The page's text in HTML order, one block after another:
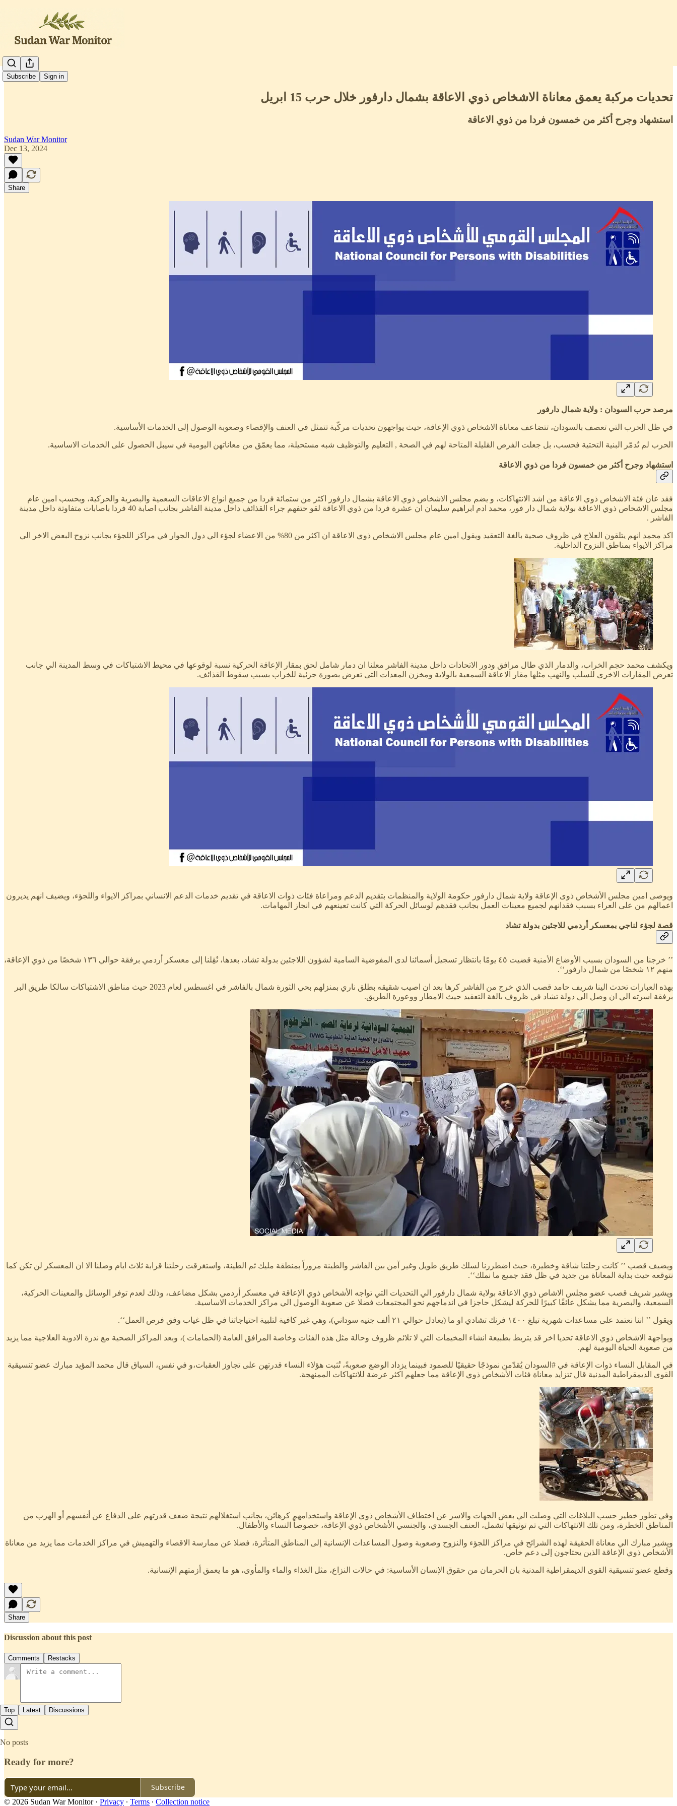
Subscribe Sign in العربية
تحديات مركبة يعمق معاناة الاشخاص ذوي الاعاقة بشمال دارفور خلال حرب 15 ابريل
استشهاد وجرح أكثر من خمسون فردا من ذوي الاعاقة
Sudan War Monitor
Dec 13, 2024
Share
مرصد حرب السودان : ولاية شمال دارفور
في ظل الحرب التي تعصف بالسودان، تتضاعف معاناة الاشخاص ذوي الإعاقة، حيث يواجهون تحديات مركّبة تتمثل في العنف والإقصاء وصعوبة الوصول إلى الخدمات الأساسية.
الحرب لم تُدمّر البنية التحتية فحسب، بل جعلت الفرص القليلة المتاحة لهم في الصحة , التعليم والتوظيف شبه مستحيلة، مما يعمّق من معاناتهن اليومية في سيبل الحصول على الخدمات الاساسية.
استشهاد وجرح أكثر من خمسون فردا من ذوي الاعاقة
فقد عان فئة الاشخاص ذوي الاعاقة من اشد الانتهاكات، و يضم مجلس الاشخاص ذوي الاعاقة بشمال دارفور اكثر من ستمائة فردا من جميع انواع الاعاقات السعمية والبصرية والحركية، وبحسب امين عام
مجلس الاشخاص ذوي الاعاقة بولاية شمال دار فور، محمد ادم ابراهيم سليمان ان عشرة فردا من ذوي الاعاقة لقو حتفهم جراء القذائف داخل مدينة الفاشر بجانب اصابة 40 فردا باصابات متفاوتة داخل مدينة
الفاشر .
اكد محمد انهم يتلقون العلاج في ظروف صحية بالغة التعقيد ويقول امين عام مجلس الاشخاص ذوي الاعاقة ان اكثر من 80% من الاعضاء لجؤء الي دول الجوار في مراكز اللجؤء بجانب نزوح البعض الاخر الي
مراكز الايواء بمناطق النزوح الداخلية.
ويكشف محمد حجم الخراب، والدمار الذي طال مرافق ودور الاتحادات داخل مدينة الفاشر معلنا ان دمار شامل لحق بمقار الإعاقة الحركية نسبة لوقوعها في محيط الاشتباكات في وسط المدينة الي جانب
تعرض المقارات الاخرى للسلب والنهب مثلها مقار الاعاقة السمعية بالولاية ومخزن المعدات التى تعرض بصورة جزئية للخراب بسبب سقوط القذائف.
ويوصى امين مجلس الأشخاص ذوى الإعاقة ولاية شمال دارفور حكومة الولاية والمنظمات بتقديم الدعم ومراعاة فئات ذوات الاعاقة في تقديم خدمات الدعم الانساني بمراكز الايواء واللجؤء، ويضيف انهم يديرون
اعمالهم من على العراء بسبب فقدانهم لجميع معينات العمل بجانب فقدهم لوسائل الحركة التي كانت تعينعهم في انجاز المهامات.
قصة لجؤء لناجي بمعسكر أردمي للاجئين بدولة تشاد
’’ خرجنا من السودان بسبب الأوضاع الأمنية قضيت ٤٥ يومًا بانتظار تسجيل أسمائنا لدى المفوضية السامية لشؤون اللاجئين بدولة تشاد، بعدها، نُقِلنا إلى معسكر أردمي برفقة حوالي ١٣٦ شخصًا من ذوي الإعاقة،
منهم ١٢ شخصًا من شمال دارفور‘‘.
بهذه العبارات تحدث الينا شريف حامد قصب الذي خرج من الفاشر كرها بعد ان اصيب شقيقه بطلق ناري بمنزلهم بحي الثورة شمال بالفاشر في اغسطس لعام 2023 حيث مناطق الاشتباكات سالكا طريق البر
برفقة اسرته الي ان وصل الي دولة تشاد في ظروف بالغة التعقيد حيث الامطار ووعورة الطريق.
ويضيف قصب ’’ كانت رحلتنا شاقة وخطيرة، حيث اضطررنا لسلك طريق طويل وغير آمن بين الفاشر والطينة مروراً بمنطقة مليك ثم الطينة، واستغرقت رحلتنا قرابة ثلاث ايام وصلنا الا ان المعسكر لن تكن كما
نتوقعه حيث بداية المعاناة من جديد في ظل فقد جميع ما نملك‘‘.
ويشير شريف قصب عضو مجلس الاشاص ذوي الاعاقة بولاية شمال دارفور الي التحديات التي تواجه الأشخاص ذوي الإعاقة في معسكر أردمي بشكل مضاعف، وذلك لعدم توفر الوسائل والمعينات الحركية،
السمعية، والبصرية مما يشكل عائقًا كبيرًا للحركة ليشكل حاجزا في اندماجهم نحو المجتمعات فضلا عن صعوبة الوصول الي مراكز الخدمات الاساسية.
ويقول ’’ اننا نعتمد على مساعدات شهرية تبلغ ١٤٠٠ فرنك تشادي او ما (يعادل حوالي ٢١ ألف جنيه سوداني)، وهي غير كافية لتلبية احتياجاتنا في ظل غياب وفق فرص العمل‘‘.
ويواجهة الاشخاص ذوي الاعاقة تحديا اخر قد يتربط بطبيعة انشاء المخيمات التي لا تلائم ظروف وحالة مثل هذه الفئات وخاصة المرافق العامة (الحمامات )، وبعد المراكز الصحية مع ندرة الادوية العلاجية مما يزيد
من صعوبة الحياة اليومية لهم.
في المقابل النساء ذوات الإعاقة في #السودان يُقدّمن نموذجًا حقيقيًا للصمود فبينما يزداد الوضع صعوبةً، تُثبت هؤلاء النساء قدرتهن على تجاوز العقبات،و في نفس، السياق قال محمد المؤيد مبارك عضو تنسيقية
القوى الديمقراطية المدنية قال تتزايد معاناة فئات الأشخاص ذوي الإعاقة مما جعلهم اكثر عرضة للانتهاكات الممنهجة.
وفي تطور خطير حسب البلاغات التي وصلت الي بعض الجهات والاسر عن اختطاف الأشخاص ذوي الإعاقة واستخدامهم كرهائن، بجانب استغلالهم نتيجة ضعف قدرتهم على الدفاع عن أنفسهم أو الهرب من
المناطق الخطرة، ومن تلك الانتهاكات التي تم توثيقها تشمل، العنف الجسدي، والجنسي الأشخاص ذوي الإعاقة، خصوصاً النساء والأطفال.
ويشير مبارك الي معاناة الحقيقة لهذه الشرائح في مراكز اللجؤء والنزوح وصعوبة وصول المساعدات الإنسانية إلى المناطق المتأثرة، فضلا عن ممارسة الاقصاء والتهميش في مراكز الخدمات مما يزيد من معاناة
الأشخاص ذوي الإعاقة الذين يحتاجون إلى دعم خاص.
وقطع عضو تنسيقية القوى الديمقراطية المدنية بان الحرمان من حقوق الإنسان الأساسية: في حالات النزاع، مثل الغذاء والماء والمأوى، هو ما يعمق أزمتهم الإنسانية.
Share
Discussion about this post
Comments Restacks
Top Latest Discussions
No posts
Ready for more?
Subscribe
© 2026 Sudan War Monitor· Privacy ∙ Terms ∙ Collection notice